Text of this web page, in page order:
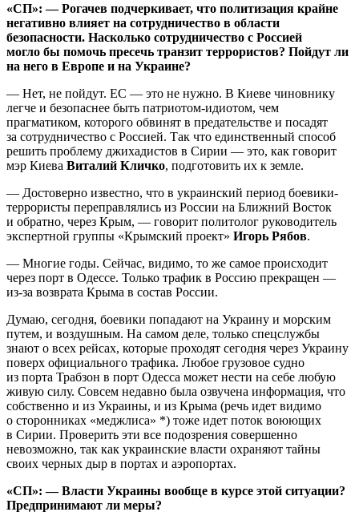
«СП»: — Рогачев подчеркивает, что политизация крайне
негативно влияет на сотрудничество в области
безопасности. Насколько сотрудничество с Россией
могло бы помочь пресечь транзит террористов? Пойдут ли
на него в Европе и на Украине?
— Нет, не пойдут. ЕС — это не нужно. В Киеве чиновнику
легче и безопаснее быть патриотом-идиотом, чем
прагматиком, которого обвинят в предательстве и посадят
за сотрудничество с Россией. Так что единственный способ
решить проблему джихадистов в Сирии — это, как говорит
мэр Киева Виталий Кличко, подготовить их к земле.
— Достоверно известно, что в украинский период боевики-
террористы переправлялись из России на Ближний Восток
и обратно, через Крым, — говорит политолог руководитель
экспертной группы «Крымский проект» Игорь Рябов.
— Многие годы. Сейчас, видимо, то же самое происходит
через порт в Одессе. Только трафик в Россию прекращен —
из-за возврата Крыма в состав России.
Думаю, сегодня, боевики попадают на Украину и морским
путем, и воздушным. На самом деле, только спецслужбы
знают о всех рейсах, которые проходят сегодня через Украину
поверх официального трафика. Любое грузовое судно
из порта Трабзон в порт Одесса может нести на себе любую
живую силу. Совсем недавно была озвучена информация, что
собственно и из Украины, и из Крыма (речь идет видимо
о сторонниках «меджлиса» *) тоже идет поток воюющих
в Сирии. Проверить эти все подозрения совершенно
невозможно, так как украинские власти охраняют тайны
своих черных дыр в портах и аэропортах.
«СП»: — Власти Украины вообще в курсе этой ситуации?
Предпринимают ли меры?